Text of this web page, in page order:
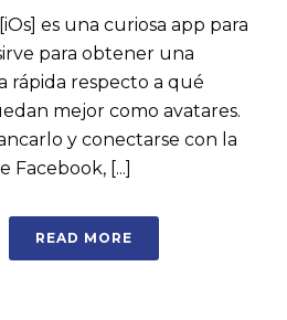
es una curiosa app para
para obtener una
rápida respecto a qué
mejor como avatares.
y conectarse con la
Facebook, [...]
READ MORE